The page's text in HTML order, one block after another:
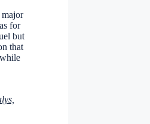
major
for
but
that